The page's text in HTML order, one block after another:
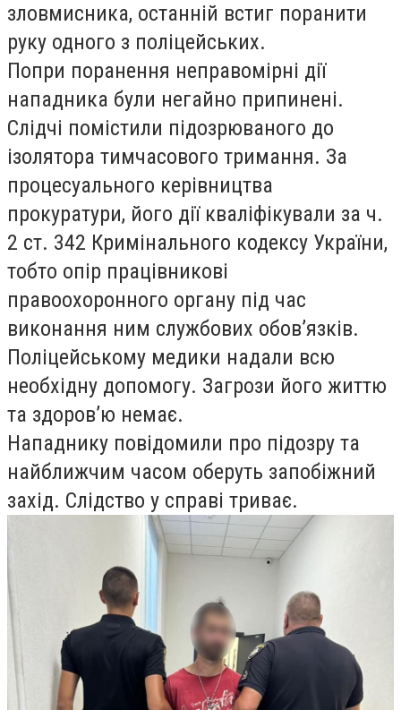
зловмисника, останній встиг поранити
руку одного з поліцейських.
Попри поранення неправомірні дії
нападника були негайно припинені.
Слідчі помістили підозрюваного до
ізолятора тимчасового тримання. За
процесуального керівництва
прокуратури, його дії кваліфікували за ч.
2 ст. 342 Кримінального кодексу України,
тобто опір працівникові
правоохоронного органу під час
виконання ним службових обов’язків.
Поліцейському медики надали всю
необхідну допомогу. Загрози його життю
та здоровʼю немає.
Нападнику повідомили про підозру та
найближчим часом оберуть запобіжний
захід. Слідство у справі триває.